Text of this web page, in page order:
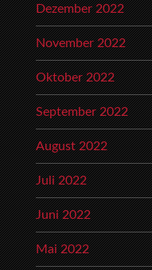
Dezember 2022
November 2022
Oktober 2022
September 2022
August 2022
Juli 2022
Juni 2022
Mai 2022